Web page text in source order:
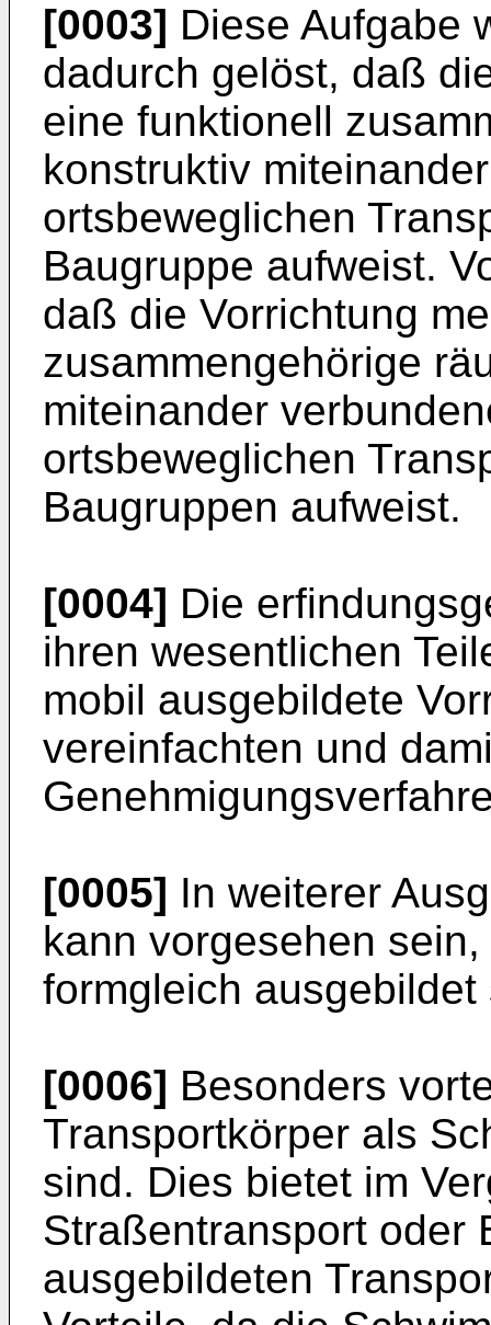
[0003] Diese Aufgabe
dadurch gelöst, daß
eine funktionell
konstruktiv
ortsbeweglichen
Baugruppe aufweist.
daß die Vorrichtung
zusammengehörige
miteinander
ortsbewegli­chen
Baugruppen aufweist.
[0004] Die
ihren wesentlichen
mobil ausgebildete
vereinfachten und
[0005] In weiterer
kann vorgesehen
formgleich ausgebildet
[0006] Besonders
Transportkörper als
sind. Dies bietet im
Straßentransport oder
ausgebildeten